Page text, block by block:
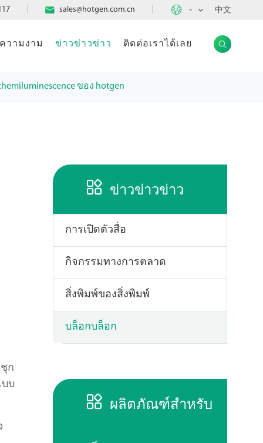
 sales@hotgen.com.cn  TH 中文
ามงาม ข่าวข่าวข่าว ติดต่อเราได้เลย 
ของ hotgen
ก
บ
 ข่าวข่าวข่าว
การเปิดตัวสื่อ
กิจกรรมทางการตลาด
สิ่งพิมพ์ของสิ่งพิมพ์
บล็อกบล็อก
 ผลิตภัณฑ์สำหรับ